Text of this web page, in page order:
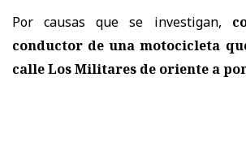
Por causas que se investigan,
conductor de una motocicleta
calle Los Militares de oriente a